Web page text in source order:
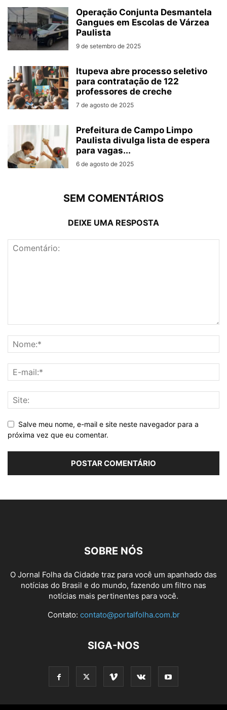
Operação Conjunta Desmantela
Gangues em Escolas de Várzea
Paulista
9 de setembro de 2025
Itupeva abre processo seletivo
para contratação de 122
professores de creche
7 de agosto de 2025
Prefeitura de Campo Limpo
Paulista divulga lista de espera
para vagas...
6 de agosto de 2025
SEM COMENTÁRIOS
DEIXE UMA RESPOSTA
Salve meu nome, e-mail e site neste navegador para a
próxima vez que eu comentar.
SOBRE NÓS
O Jornal Folha da Cidade traz para você um apanhado das
notícias do Brasil e do mundo, fazendo um filtro nas
notícias mais pertinentes para você.
Contato: contato@portalfolha.com.br
SIGA-NOS